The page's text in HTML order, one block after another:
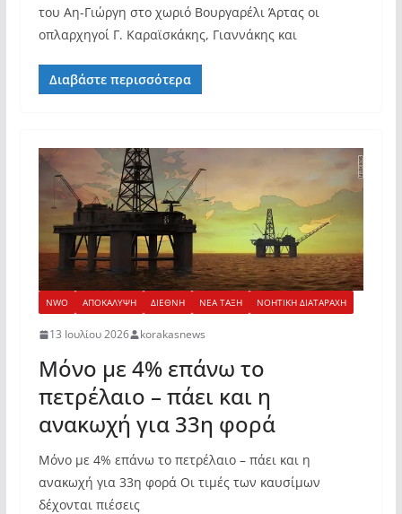
του Αη-Γιώργη στο χωριό Βουργαρέλι Άρτας οι
οπλαρχηγοί Γ. Καραϊσκάκης, Γιαννάκης και
Διαβάστε περισσότερα
NWO ΑΠΟΚΑΛΥΨΗ ΔΙΕΘΝΗ ΝΕΑ ΤΑΞΗ ΝΟΗΤΙΚΗ ΔΙΑΤΑΡΑΧΗ
13 Ιουλίου 2026 korakasnews
Μόνο με 4% επάνω το
πετρέλαιο – πάει και η
ανακωχή για 33η φορά
Μόνο με 4% επάνω το πετρέλαιο – πάει και η
ανακωχή για 33η φορά Οι τιμές των καυσίμων
δέχονται πιέσεις